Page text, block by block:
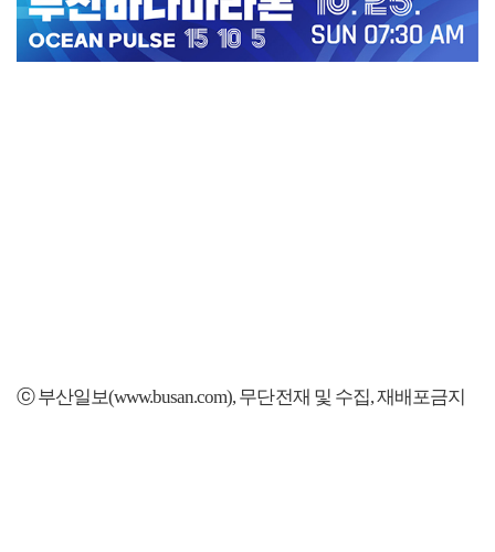
ⓒ 부산일보(www.busan.com), 무단전재 및 수집, 재배포금지